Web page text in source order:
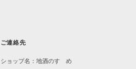
ご連絡先
ショップ名：地酒のすゝめ